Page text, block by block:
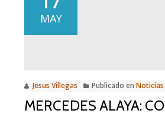
(Joaquín
Delgado)
MAY
Jesus Villegas Publicado en Noticias
MERCEDES ALAYA: